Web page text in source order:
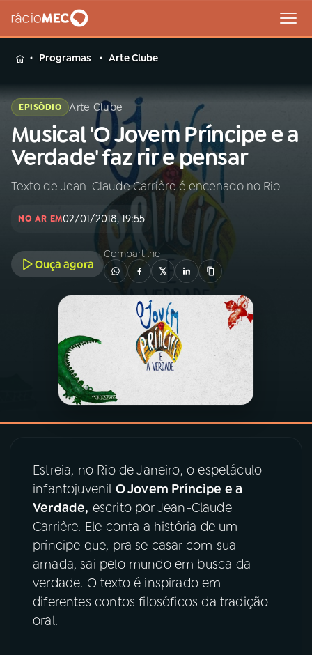
MENU
Buscar
na
Rádio
MEC
Buscar
AO VIVO
01INÍCIO
A RÁDIO
PROGRAMAÇÃO
PROGRAMAS
06 VIDEOCASTS
07ÚLTIMAS
PRÊMIO RÁDIO MEC
ACOMPANHE A RÁDIO MEC
Programas Arte Clube
EPISÓDIO Arte Clube
Musical 'O Jovem Príncipe e a
Verdade' faz rir e pensar
Texto de Jean-Claude Carrière é encenado no Rio
NO AR EM02/01/2018, 19:55
Ouça agora
Compartilhe
Estreia, no Rio de Janeiro, o espetáculo
infantojuvenil O Jovem Príncipe e a
Verdade, escrito por Jean-Claude
Carrière. Ele conta a história de um
príncipe que, pra se casar com sua
amada, sai pelo mundo em busca da
verdade. O texto é inspirado em
diferentes contos filosóficos da tradição
oral.